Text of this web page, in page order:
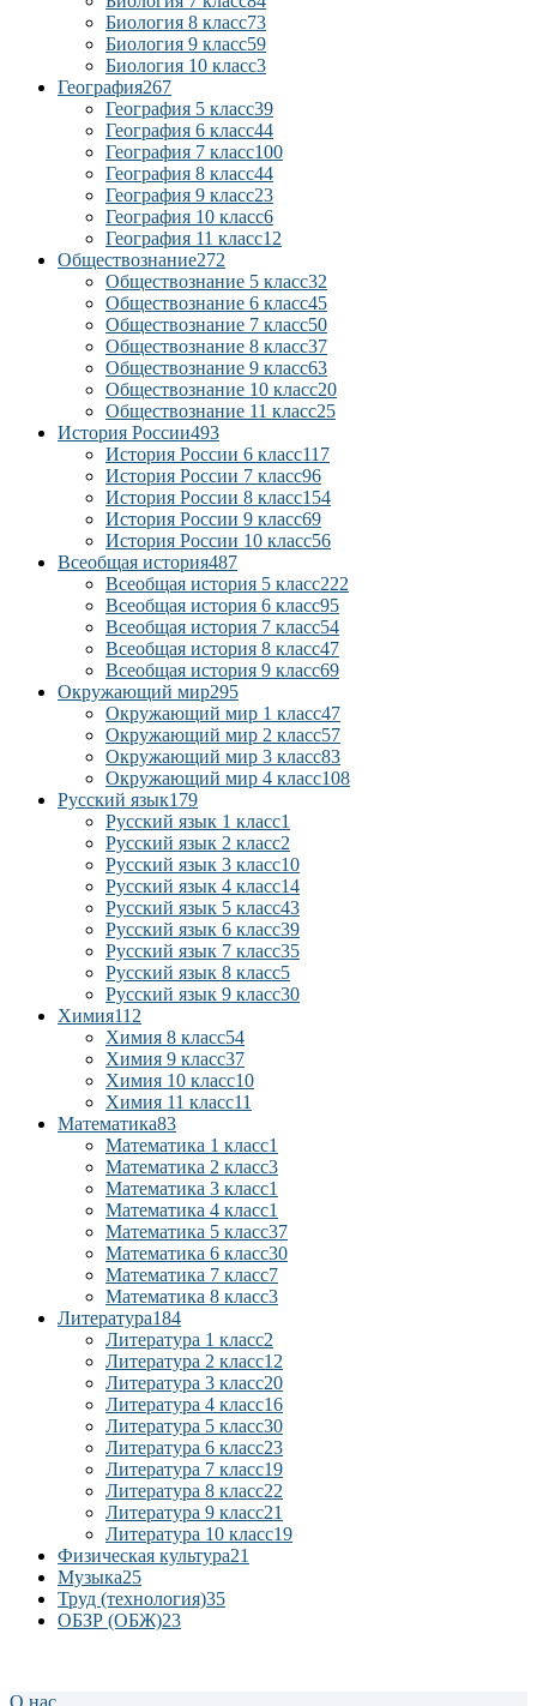
Биология 8 класс73
Биология 9 класс59
Биология 10 класс3
География267
География 5 класс39
География 6 класс44
География 7 класс100
География 8 класс44
География 9 класс23
География 10 класс6
География 11 класс12
Обществознание272
Обществознание 5 класс32
Обществознание 6 класс45
Обществознание 7 класс50
Обществознание 8 класс37
Обществознание 9 класс63
Обществознание 10 класс20
Обществознание 11 класс25
История России493
История России 6 класс117
История России 7 класс96
История России 8 класс154
История России 9 класс69
История России 10 класс56
Всеобщая история487
Всеобщая история 5 класс222
Всеобщая история 6 класс95
Всеобщая история 7 класс54
Всеобщая история 8 класс47
Всеобщая история 9 класс69
Окружающий мир295
Окружающий мир 1 класс47
Окружающий мир 2 класс57
Окружающий мир 3 класс83
Окружающий мир 4 класс108
Русский язык179
Русский язык 1 класс1
Русский язык 2 класс2
Русский язык 3 класс10
Русский язык 4 класс14
Русский язык 5 класс43
Русский язык 6 класс39
Русский язык 7 класс35
Русский язык 8 класс5
Русский язык 9 класс30
Химия112
Химия 8 класс54
Химия 9 класс37
Химия 10 класс10
Химия 11 класс11
Математика83
Математика 1 класс1
Математика 2 класс3
Математика 3 класс1
Математика 4 класс1
Математика 5 класс37
Математика 6 класс30
Математика 7 класс7
Математика 8 класс3
Литература184
Литература 1 класс2
Литература 2 класс12
Литература 3 класс20
Литература 4 класс16
Литература 5 класс30
Литература 6 класс23
Литература 7 класс19
Литература 8 класс22
Литература 9 класс21
Литература 10 класс19
Физическая культура21
Музыка25
Труд (технология)35
ОБЗР (ОБЖ)23